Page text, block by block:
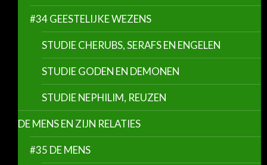
#34 GEESTELIJKE WEZENS
STUDIE CHERUBS, SERAFS EN ENGELEN
STUDIE GODEN EN DEMONEN
STUDIE NEPHILIM, REUZEN
DE MENS EN ZIJN RELATIES
#35 DE MENS